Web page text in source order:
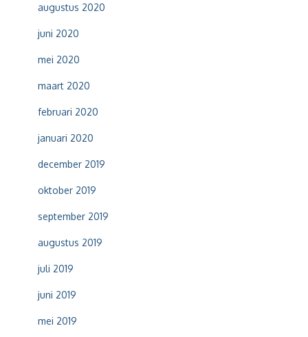
augustus 2020
juni 2020
mei 2020
maart 2020
februari 2020
januari 2020
december 2019
oktober 2019
september 2019
augustus 2019
juli 2019
juni 2019
mei 2019